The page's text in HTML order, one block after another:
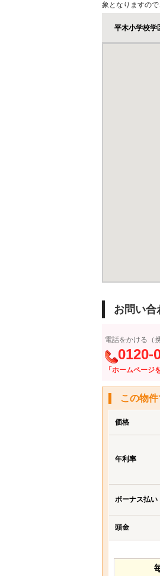
象となりますの
平木小学校学
お問い合
電話をかける（
0120-
「ホームページ
この物
価格
年利率
ボーナス払い
頭金